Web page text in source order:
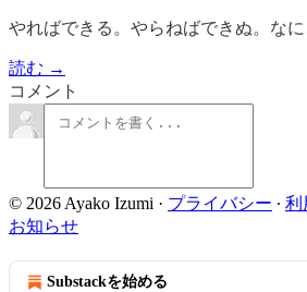
やればできる。やらねばできぬ。なに
読む →
コメント
© 2026 Ayako Izumi · プライバシー ∙ 利
お知らせ
Substackを始める